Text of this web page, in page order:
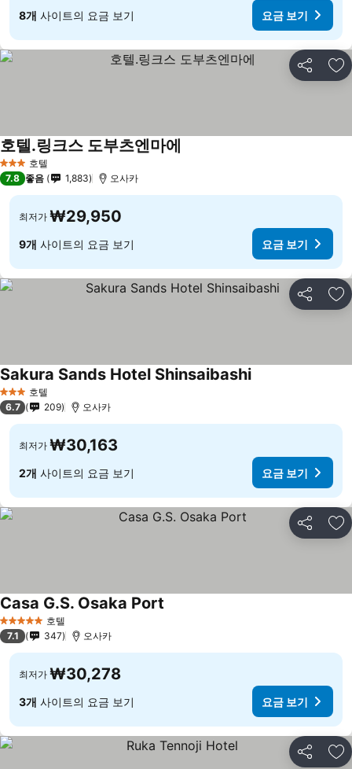
8개 사이트의 요금 보기 요금 보기
공유 즐
3 성급 호텔
호텔.링크스 도부츠엔마에
7.8 좋음 1,883 오사카
최저가 ₩29,950
9개 사이트의 요금 보기 요금 보기
공유 즐
3 성급 호텔
Sakura Sands Hotel Shinsaibashi요금 보기
6.7 209 오사카
최저가 ₩30,163
2개 사이트의 요금 보기 요금 보기
공유 즐
5 성급 호텔
Casa G.S. Osaka Port
7.1 347 오사카
최저가 ₩30,278
3개 사이트의 요금 보기 요금 보기
공유 즐